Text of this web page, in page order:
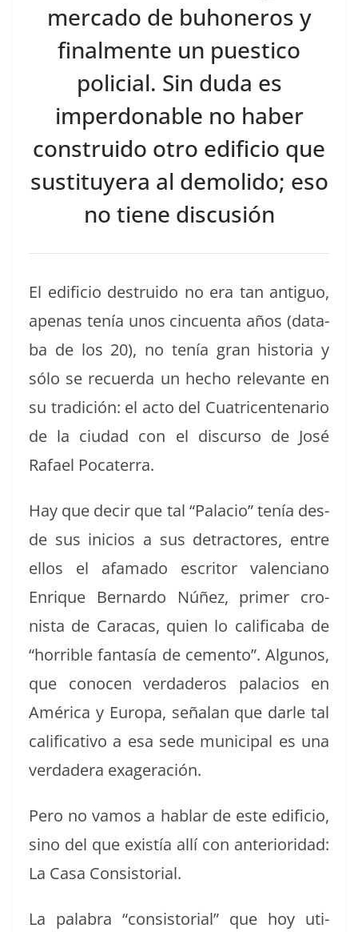
mercado de buhoneros y
finalmente un puestico
policial. Sin duda es
imperdonable no haber
construido otro edificio que
sustituyera al demolido; eso
no tiene discusión
El edi­fi­cio destru­i­do no era tan antiguo,
ape­nas tenía unos cin­cuen­ta años (data­
ba de los 20), no tenía gran his­to­ria y
sólo se recuer­da un hecho rel­e­vante en
su tradi­ción: el acto del Cua­tri­cen­te­nario
de la ciu­dad con el dis­cur­so de José
Rafael Pocaterra.
Hay que decir que tal “Pala­cio” tenía des­
de sus ini­cios a sus detrac­tores, entre
ellos el afama­do escritor valen­ciano
Enrique Bernar­do Núñez, primer cro­
nista de Cara­cas, quien lo cal­i­fi­ca­ba de
“hor­ri­ble fan­tasía de cemen­to”. Algunos,
que cono­cen ver­daderos pala­cios en
Améri­ca y Europa, señalan que dar­le tal
cal­i­fica­ti­vo a esa sede munic­i­pal es una
ver­dadera exageración.
Pero no vamos a hablar de este edi­fi­cio,
sino del que existía allí con ante­ri­or­i­dad:
La Casa Consistorial.
La pal­abra “con­sis­to­r­i­al” que hoy uti­